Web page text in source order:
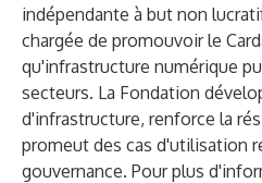
indépendante à but non
chargée de promouvoir le
qu'infrastructure numérique
secteurs. La Fondation
d'infrastructure, renforce la
promeut des cas d'utilisation
gouvernance. Pour plus